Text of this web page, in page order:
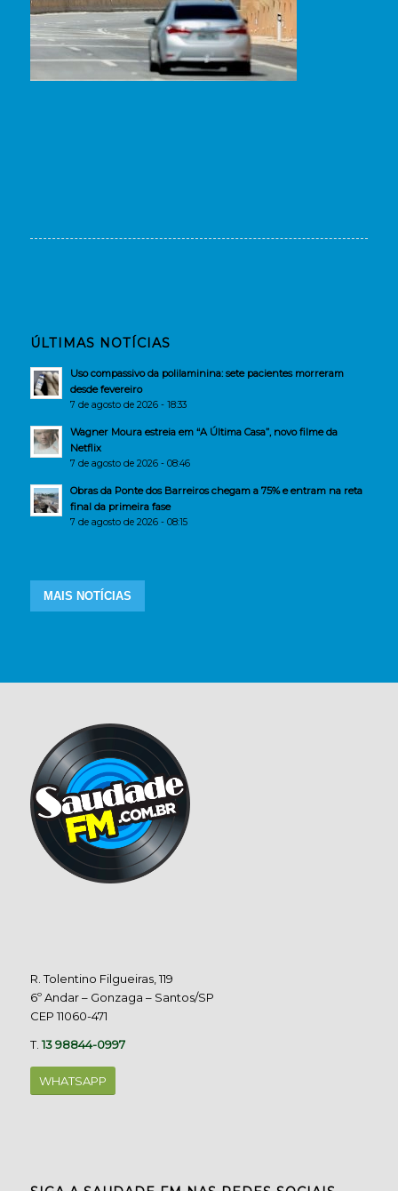
ÚLTIMAS NOTÍCIAS
Uso compassivo da polilaminina: sete pacientes morreram
desde fevereiro
7 de agosto de 2026 - 18:33
Wagner Moura estreia em “A Última Casa”, novo filme da
Netflix
7 de agosto de 2026 - 08:46
Obras da Ponte dos Barreiros chegam a 75% e entram na reta
final da primeira fase
7 de agosto de 2026 - 08:15
MAIS NOTÍCIAS
R. Tolentino Filgueiras, 119
6º Andar – Gonzaga – Santos/SP
CEP 11060-471
T.13 98844-0997
WHATSAPP